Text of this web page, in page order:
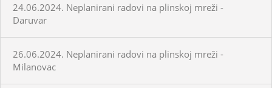
24.06.2024. Neplanirani radovi na plinskoj mreži -
Daruvar
26.06.2024. Neplanirani radovi na plinskoj mreži -
Milanovac